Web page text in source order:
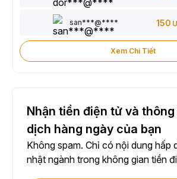
san***@**** 150
Xem Chi Tiết
Nhận tiền điện tử và
dịch hàng ngày của bạn
Không spam. Chỉ có nội dung hấp
nhật ngành trong không gian tiền